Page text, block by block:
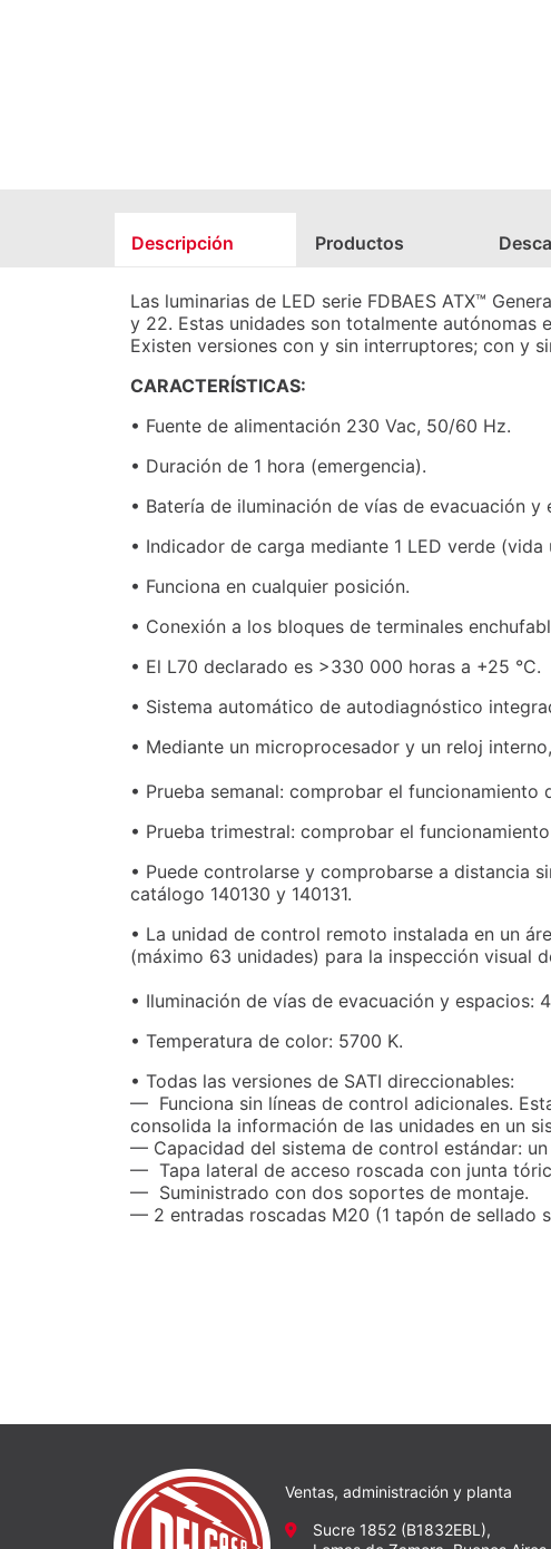
Descripción
Las luminarias de LED serie FDBAES ATX™
y 22. Estas unidades son totalmente
Existen versiones con y sin interruptores; con y
CARACTERÍSTICAS:
• Fuente de alimentación 230 Vac, 50/60 Hz.
• Duración de 1 hora (emergencia).
• Batería de iluminación de vías de evacuación y
• Indicador de carga mediante 1 LED verde
• Funciona en cualquier posición.
• Conexión a los bloques de terminales
• El L70 declarado es >330 000 horas a +25 °C.
• Sistema automático de autodiagnóstico
• Mediante un microprocesador y un reloj
• Prueba semanal: comprobar el funcionamiento
• Prueba trimestral: comprobar el
• Puede controlarse y comprobarse a distancia
catálogo 140130 y 140131.
• La unidad de control remoto instalada en un
(máximo 63 unidades) para la inspección visual
• Iluminación de vías de evacuación y espacios:
• Temperatura de color: 5700 K.
• Todas las versiones de SATI direccionables:
— Funciona sin líneas de control adicionales.
consolida la información de las unidades en un
— Capacidad del sistema de control estándar:
— Tapa lateral de acceso roscada con junta
— Suministrado con dos soportes de montaje.
— 2 entradas roscadas M20 (1 tapón de sellado
Productos
Ventas, administración y planta
Sucre 1852 (B1832EBL),